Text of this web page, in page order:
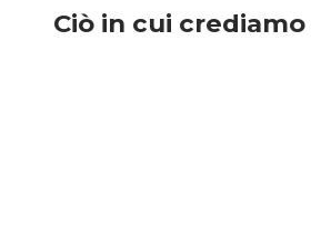
Ciò in cui crediamo